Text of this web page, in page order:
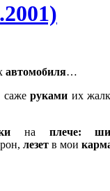
автомобиля…
сажеруками их
на плече:
лезет в мои